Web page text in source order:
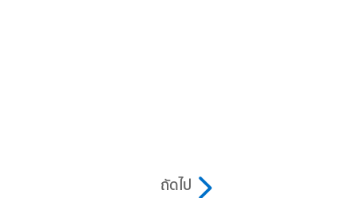
ถัดไป